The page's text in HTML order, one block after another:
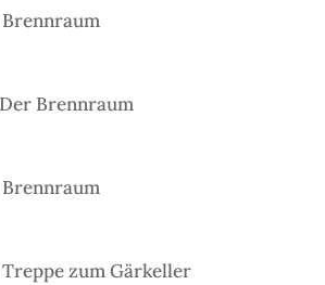
Brennraum
Brennraum
Brennraum
Treppe zum Gärkeller